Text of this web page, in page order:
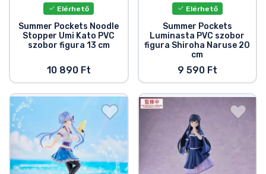
Elérhető
Summer Pockets Noodle
Stopper Umi Kato PVC
szobor figura 13 cm
10 890 Ft
Elérhető
Summer Pockets
Luminasta PVC szobor
figura Shiroha Naruse 20
cm
9 590 Ft
Mesés cuccok
Animés cuccok
Gamer cuccok
Sportos cuccok
Zenés cuccok